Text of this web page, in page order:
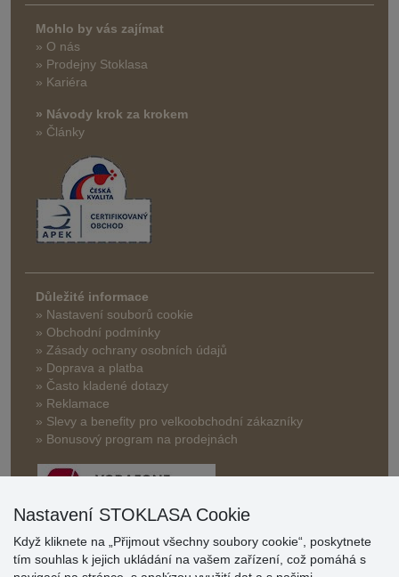
Mohlo by vás zajímat
» O nás
» Prodejny Stoklasa
» Kariéra
» Návody krok za krokem
» Články
Důležité informace
» Nastavení souborů cookie
» Obchodní podmínky
» Zásady ochrany osobních údajů
» Doprava a platba
» Často kladené dotazy
» Reklamace
» Slevy a benefity pro velkoobchodní zákazníky
» Bonusový program na prodejnách
Hodnocení
Nastavení STOKLASA Cookie
Když kliknete na „Přijmout všechny soubory cookie“, poskytnete
tím souhlas k jejich ukládání na vašem zařízení, což pomáhá s